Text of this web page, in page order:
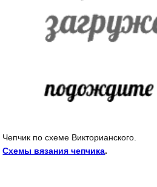
Чепчик по схеме Викторианского.
Схемы вязания чепчика.